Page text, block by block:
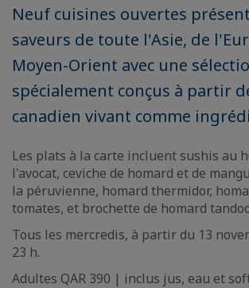
Neuf cuisines ouvertes
saveurs de toute l'Asie, de
Moyen-Orient avec une
spécialement conçus à partir
canadien vivant comme
Les plats à la carte incluent sushis au
l'avocat, ceviche de homard et de
la péruvienne, homard thermidor,
tomates, et brochette de homard
Tous les mercredis, à partir du 13
23 h.
Adultes QAR 390 | inclus jus, eau et